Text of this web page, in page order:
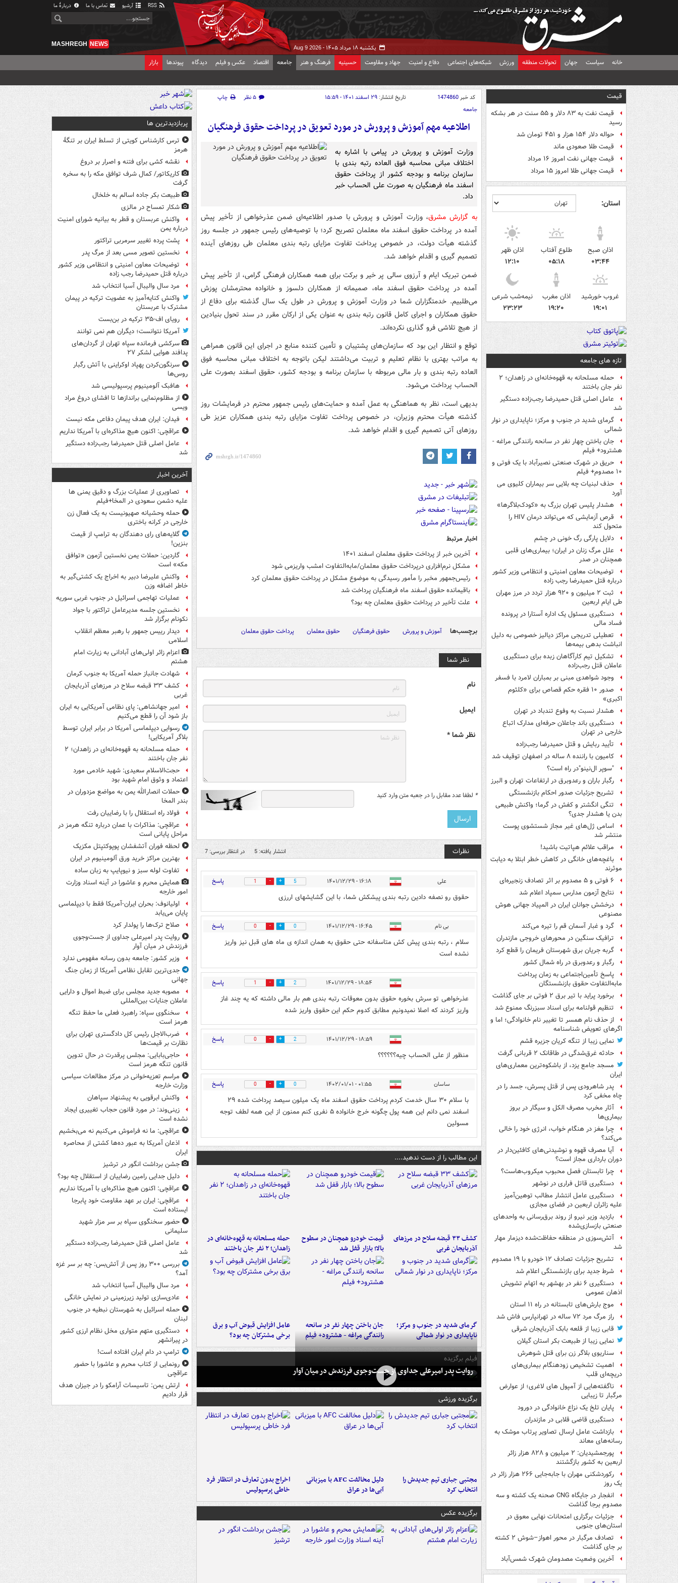
آرشیو تماس با ما دربارهٔ ما
یکشنبه ۱۸ مرداد ۱۴۰۵ - Aug 9 2026
MASHREGH NEWS
خانه سیاست جهان تحولات منطقه ورزش شبکه‌های اجتماعی دفاع و امنیت جهاد و مقاومت حسینیه فرهنگ و هنر جامعه اقتصاد عکس و فیلم دیدگاه پیوندها بازار
قیمت
قیمت نفت به ۸۳ دلار و ۵۵ سنت در هر بشکه
رسید
حواله دلار ۱۵۴ هزار و ۴۵۱ تومان شد
قیمت طلا صعودی ماند
قیمت جهانی نفت امروز ۱۶ مرداد
قیمت جهانی طلا امروز ۱۵ مرداد
استان:
اذان صبح
۰۳:۴۴
طلوع آفتاب
۰۵:۱۸
اذان ظهر
۱۲:۱۰
غروب خورشید
۱۹:۰۱
اذان مغرب
۱۹:۲۰
نیمه‌شب شرعی
۲۳:۲۳
تازه های جامعه
حمله مسلحانه به قهوه‌خانه‌ای در زاهدان؛ ۲
نفر جان باختند
عامل اصلی قتل حمیدرضا رجب‌زاده دستگیر
شد
گرمای شدید در جنوب و مرکز؛ ناپایداری در نوار
شمالی
جان باختن چهار نفر در سانحه رانندگی مراغه -
هشترود+ فیلم
حریق در شهرک صنعتی نصیرآباد با یک فوتی و
۱۰ مصدوم+ فیلم
حذف لبنیات چه بلایی سر بیماران کلیوی می
آورد
هشدار پلیس تهران بزرگ به «کودک‌بلاگرها»
قرص آزمایشی که می‌تواند درمان HIV را
متحول کند
دلایل پارگی رگ خونی در چشم
علل مرگ زنان در ایران؛ بیماری‌های قلبی
همچنان در صدر
توضیحات معاون امنیتی و انتظامی وزیر کشور
درباره قتل حمیدرضا رجب زاده
ثبت ۲ میلیون و ۹۲۰ هزار تردد در مرز مهران
طی ایام اربعین
دستگیری مسئول یک اداره آستارا در پرونده
فساد مالی
تعطیلی تدریجی مراکز دیالیز خصوصی به دلیل
انباشت بدهی بیمه‌ها
تشکیل تیم کارآگاهان زبده برای دستگیری
عاملان قتل رجب‌زاده
وجود شواهدی مبنی بر بمباران لامرد با فسفر
صدور ۱۰ فقره حکم قصاص برای «کلثوم
اکبری»
هشدار نسبت به وفوع تندباد در تهران
دستگیری باند جاعلان حرفه‌ای مدارک اتباع
خارجی در تهران
تأیید ربایش و قتل حمیدرضا رجب‌زاده
کامیون با راننده ۸ ساله در اصفهان توقیف شد
"سوپر ال‌نینو"در راه است؟
رگبار باران و رعدوبرق در ارتفاعات تهران و البرز
تشریح جزئیات صدور احکام بازنشستگی
تنگی انگشتر و کفش در گرما؛ واکنش طبیعی
بدن یا هشدار جدی؟
اسامی ژل‌های غیر مجاز شستشوی پوست
منتشر شد
مراقب علائم هپاتیت باشید!
باغچه‌های خانگی در کاهش خطر ابتلا به دیابت
موثرند
۶ فوتی و ۵ مصدوم بر اثر تصادف زنجیره‌ای
نتایج آزمون مدارس سمپاد اعلام شد
درخشش جوانان ایران در المپیاد جهانی هوش
مصنوعی
گرد و غبار آسمان قم را تیره می‌کند
ترافیک سنگین در محورهای خروجی مازندران
گربه جریان برق شهرستان فریمان را قطع کرد
رگبار و رعدوبرق در راه شمال کشور
پاسخ تأمین‌اجتماعی به زمان پرداخت
مابه‌التفاوت حقوق بازنشستگان
برخورد پراید با تیر برق ۲ فوتی بر جای گذاشت
تنظیم قولنامه برای اسناد سبزرنگ ممنوع شد
از حذف نام همسر تا تغییر نام خانوادگی؛ اما و
اگرهای تعویض شناسنامه
نمایی زیبا از تنگه کریان جزیره قشم
حادثه غرق‌شدگی در طاقانک ۲ قربانی گرفت
مسجد جامع یزد، از باشکوه‌ترین معماری‌های
ایران
پدر شاهرودی پس از قتل پسرش، جسد را در
چاه مخفی کرد
آثار مخرب مصرف الکل و سیگار در بروز
بیماری‌ها
چرا مغز در هنگام خواب، انرژی خود را خالی
می‌کند؟
آیا مصرف قهوه و نوشیدنی‌های کافئین‌دار در
دوران بارداری مجاز است؟
چرا تابستان فصل محبوب میکروب‌هاست؟
دستگیری قاتل فراری در نوشهر
دستگیری عامل انتشار مطالب توهین‌آمیز
علیه زائران اربعین در فضای مجازی
بازدید وزیر نیرو از روند برق‌رسانی به واحدهای
صنعتی بازسازی‌شده
آتش‌سوزی در منطقه حفاظت‌شده دیزمار مهار
شد
تشریح جزئیات تصادف ۱۲ خودرو با ۱۹ مصدوم
شرط جدید برای بازنشستگی اعلام شد
دستگیری ۶ نفر در بهشهر به اتهام تشویش
اذهان عمومی
موج بارش‌های تابستانه در راه ۱۱ استان
راز مرگ مرد ۷۲ ساله در تهرانپارس فاش شد
قابی زیبا از قلعه بابک آذربایجان شرقی
نمایی زیبا از طبیعت بکر استان گیلان
سناریوی بلاگر زن برای قتل شوهرش
اهمیت تشخیص زودهنگام بیماری‌های
دریچه‌ای قلب
ناگفته‌هایی از آمپول های لاغری؛ از عوارض
مرگبار تا زیبایی
پایان تلخ یک نزاع خانوادگی در دورود
دستگیری قاضی قلابی در مازندران
بازداشت عامل ارسال تصاویر پرتاب موشک به
رسانه‌های معاند
پورجمشیدیان: ۲ میلیون و ۸۲۸ هزار زائر
اربعین به کشور بازگشتند
رکوردشکنی مهران با جابه‌جایی ۲۶۶ هزار زائر در
یک روز
انفجار در جایگاه CNG صحنه یک کشته و سه
مصدوم برجا گذاشت
جزئیات برگزاری امتحانات نهایی معوق در
استان‌های جنوبی
تصادف مرگبار در محور اهواز–شوش ۲ کشته
بر جای گذاشت
آخرین وضعیت مصدومان شهرک شمس‌آباد
کد خبر1474860 تاریخ انتشار: ۲۹ اسفند ۱۴۰۱ - ۱۵:۵۹ ۵ نظر
چاپ
جامعه
اطلاعیه مهم آموزش و پرورش در مورد تعویق در پرداخت حقوق فرهنگیان
وزارت آموزش و پرورش در پیامی با اشاره به
اختلاف مبانی محاسبه فوق العاده رتبه بندی با
سازمان برنامه و بودجه کشور از پرداخت حقوق
اسفند ماه فرهنگیان به صورت علی الحساب خبر
داد.
به گزارش مشرق، وزارت آموزش و پرورش با صدور اطلاعیه‌ای ضمن عذرخواهی از تأخیر پیش
آمده در پرداخت حقوق اسفند ماه معلمان تصریح کرد؛ با توصیه‌های رئیس جمهور در جلسه روز
گذشته هیأت دولت، در خصوص پرداخت تفاوت مزایای رتبه بندی معلمان طی روزهای آینده
تصمیم گیری و اقدام خواهد شد.
ضمن تبریک ایام و آرزوی سالی پر خیر و برکت برای همه همکاران فرهنگی گرامی، از تأخیر پیش
آمده در پرداخت حقوق اسفند ماه، صمیمانه از همکاران دلسوز و خانواده محترمشان پوزش
می‌طلبیم. خدمتگزاران شما در وزارت آموزش و پرورش در طول یک سال گذشته برای دفاع از
حقوق همکاران و اجرای کامل قانون رتبه بندی به عنوان یکی از ارکان مقرر در سند تحول بنیادین
از هیچ تلاشی فرو گذاری نکرده‌اند.
توقع و انتظار این بود که سازمان‌های پشتیبان و تأمین کننده منابع در اجرای این قانون همراهی
به مراتب بهتری با نظام تعلیم و تربیت می‌داشتند لیکن باتوجه به اختلاف مبانی محاسبه فوق
العاده رتبه بندی و بار مالی مربوطه با سازمان برنامه و بودجه کشور، حقوق اسفند بصورت علی
الحساب پرداخت می‌شود.
بدیهی است، نظر به هماهنگی به عمل آمده و حمایت‌های رئیس جمهور محترم در فرمایشات روز
گذشته هیأت محترم وزیران، در خصوص پرداخت تفاوت مزایای رتبه بندی همکاران عزیز طی
روزهای آتی تصمیم گیری و اقدام خواهد شد.
اخبار مرتبط
آخرین خبر از پرداخت حقوق معلمان اسفند ۱۴۰۱
مشکل نرم‌افزاری درپرداخت حقوق معلمان/مابه‌التفاوت امشب واریزمی شود
رئیس‌جمهور مخبر را مأمور رسیدگی به موضوع مشکل در پرداخت حقوق معلمان کرد
باقیمانده حقوق اسفند ماه فرهنگیان پرداخت شد
علت تأخیر در پرداخت حقوق معلمان چه بود؟
برچسب‌ها آموزش و پرورش حقوق فرهنگیان حقوق معلمان پرداخت حقوق معلمان
نظر شما
نام
ایمیل
نظر شما *
* لطفا عدد مقابل را در جعبه متن وارد کنید
نظرات انتشار یافته: 5 در انتظار بررسی: 7
علی ۱۶:۱۸ - ۱۴۰۱/۱۲/۲۹ 5
1 پاسخ
حقوق رو نصفه دادین رتبه بندی پیشکش شما، با این گشایشهای اررزی
بی نام ۱۶:۴۵ - ۱۴۰۱/۱۲/۲۹ 0
0 پاسخ
سلام ، رتبه بندی پیش کش متاسفانه حتی حقوق به همان اندازه ی ماه های قبل نیز واریز
نشده است
۱۸:۵۴ - ۱۴۰۱/۱۲/۲۹ 2
1 پاسخ
عذرخواهی تو سرش بخوره حقوق بدون معوقات رتبه بندی هم بار مالی داشته که یه چند غاز
واریز کردند که اصلا نمیدونیم مطابق کدوم حکم این حقوق واریز شده
۱۸:۵۹ - ۱۴۰۱/۱۲/۲۹ 2
0 پاسخ
منظور از علی الحساب چیه؟؟؟؟؟؟
ساسان ۰۱:۵۵ - ۱۴۰۲/۰۱/۰۱ 0
0 پاسخ
با سلام ۳۰ سال خدمت کردم پرداخت حقوق اسفند ماه یک میلون سیصد پرداخت شده ۲۹
اسفند نمی دانم این همه پول چگونه خرج خانواده ۵ نفری کنم ممنون از این همه لطف توجه
مسولین
این مطالب را از دست ندهید....
کشف ۳۳ قبضه سلاح در مرزهای
آذربایجان غربی
قیمت خودرو همچنان در سطوح
بالا؛ بازار قفل شد
حمله مسلحانه به قهوه‌خانه‌ای در
زاهدان؛ ۲ نفر جان باختند
گرمای شدید در جنوب و مرکز؛
ناپایداری در نوار شمالی
جان باختن چهار نفر در سانحه
رانندگی مراغه - هشترود+ فیلم
عامل افزایش قبوض آب و برق
برخی مشترکان چه بود؟
فیلم برگزیده
روایت پدر امیرعلی جداوی از جست‌وجوی فرزندش در میان آوار
برگزیده ورزشی
مجتبی جباری تیم جدیدش را
انتخاب کرد
دلیل مخالفت AFC با میزبانی
آبی‌ها در عراق
اخراج بدون تعارف در انتظار فرد
خاطی پرسپولیس
برگزیده عکس
پربازدیدترین ها
ترس کارشناس کویتی از تسلط ایران بر تنگۀ
هرمز
نقشه کشی برای فتنه و اصرار بر دروغ
کاریکاتور/ کمال شرف توافق مکه را به سخره
گرفت
طبیعت بکر جاده اسالم به خلخال
شکار تمساح در مالزی
واکنش عربستان و قطر به بیانیه شورای امنیت
درباره یمن
پشت پرده تغییر سرمربی تراکتور
نخستین تصویر مسی بعد از مرگ پدر
توضیحات معاون امنیتی و انتظامی وزیر کشور
درباره قتل حمیدرضا رجب زاده
مرد سال والیبال آسیا انتخاب شد
واکنش کنایه‌آمیز به عضویت ترکیه در پیمان
مشترک با عربستان
رویای اف-۳۵ ترکیه در بن‌بست
آمریکا نتوانست؛ دیگران هم نمی توانند
سرکشی فرمانده سپاه تهران از گردان‌های
پدافند هوایی لشکر ۲۷
سرنگون‌کردن پهپاد اوکراینی با آتش رگبار
روس‌ها
هافبک آلومینیوم پرسپولیسی شد
از مظلوم‌نمایی براندازها تا افشای دروغ مراد
ویسی
فیدان: ایران هدف پیمان دفاعی مکه نیست
عراقچی: اکنون هیچ مذاکره‌ای با آمریکا نداریم
عامل اصلی قتل حمیدرضا رجب‌زاده دستگیر
شد
آخرین اخبار
تصاویری از عملیات بزرگ و دقیق یمنی ها
علیه دشمن سعودی در المخا+فیلم
حمله وحشیانه صهیونیست به یک فعال زن
خارجی در کرانه باختری
گلایه‌های رای دهندگان به ترامپ از قیمت
بنزین!
گاردین: حملات یمن نخستین آزمون «توافق
مکه» است
واکنش علیرضا دبیر به اخراج یک کشتی‌گیر به
خاطر اضافه وزن
عملیات تهاجمی اسرائیل در جنوب غربی سوریه
نخستین جلسه مدیرعامل تراکتور با جواد
نکونام برگزار شد
دیدار رییس جمهور با رهبر معظم انقلاب
اسلامی
اعزام زائر اولی‌های آبادانی به زیارت امام
هشتم
شهادت جانباز حمله آمریکا به جنوب کرمان
کشف ۳۳ قبضه سلاح در مرزهای آذربایجان
غربی
امیر جهانشاهی: پای نظامی آمریکایی به ایران
باز شود آن را قطع می‌کنیم
رسوایی دیپلماسی آمریکا در برابر ایران توسط
بلاگر آمریکایی!
حمله مسلحانه به قهوه‌خانه‌ای در زاهدان؛ ۲
نفر جان باختند
حجت‌الاسلام سعیدی: شهید خادمی مورد
اعتماد و وثوق امام شهید بود
حملات انصارالله یمن به مواضع مزدوران در
بندر المخا
فولاد راه استقلال را با رضاییان رفت
عراقچی: مذاکرات با عمان درباره تنگه هرمز در
مراحل پایانی است
لحظه فوران آتشفشان پوپوکتپتل مکزیک
بهترین مراکز خرید ورق آلومینیوم در ایران
تفاوت لوله سبز و نیوپایپ به زبان ساده
همایش محرم و عاشورا در آینه اسناد وزارت
امور خارجه
اولیانوف: بحران ایران-آمریکا فقط با دیپلماسی
پایان می‌یابد
صلاح ترک‌ها را پولدار کرد
روایت پدر امیرعلی جداوی از جست‌وجوی
فرزندش در میان آوار
وزیر کشور: جامعه بدون رسانه مفهومی ندارد
جدی‌ترین تقابل نظامی آمریکا از زمان جنگ
جهانی
مصوبه جدید مجلس برای ضبط اموال و دارایی
عاملان جنایات بین‌المللی
سخنگوی سپاه: راهبرد فعلی ما حفظ تنگه
هرمز است
ضرب‌الاجل رئیس کل دادگستری تهران برای
نظارت بر قیمت‌ها
حاجی‌بابایی: مجلس پرقدرت در حال تدوین
قانون تنگه هرمز است
مراسم تعزیه‌خوانی در مرکز مطالعات سیاسی
وزارت خارجه
واکنش ابرقویی به پیشنهاد سپاهان
زینی‌وند: در مورد قانون حجاب تغییری ایجاد
نشده است
عراقچی: ما نه فراموش می‌کنیم نه می‌بخشیم
اذعان آمریکا به عبور ده‌ها کشتی از محاصره
ایران
جشن برداشت انگور در ترشیز
دلیل جدایی رامین رضاییان از استقلال چه بود؟
عراقچی: اکنون هیچ مذاکره‌ای با آمریکا نداریم
عراقچی: ایران بر عهد مقاومت خود پابرجا
ایستاده است
حضور سخنگوی سپاه بر سر مزار شهید
سلیمانی
عامل اصلی قتل حمیدرضا رجب‌زاده دستگیر
شد
بررسی ۳۰۰ روز پس از آتش‌بس: چه بر سر غزه
آمد؟
مرد سال والیبال آسیا انتخاب شد
عادی‌سازی تولید زیرزمینی در نمایش خانگی
حمله اسرائیل به شهرستان نبطیه در جنوب
لبنان
دستگیری متهم متواری مخل نظام ارزی کشور
در پیرانشهر
ترامپ در دام ایران افتاده است!
رونمایی از کتاب محرم و عاشورا با حضور
عراقچی
ارتش یمن: تاسیسات آرامکو را در جیزان هدف
قرار دادیم